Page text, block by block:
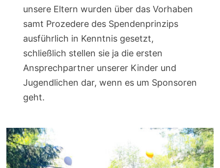
unsere Eltern wurden über das Vorhaben
samt Prozedere des Spendenprinzips
ausführlich in Kenntnis gesetzt,
schließlich stellen sie ja die ersten
Ansprechpartner unserer Kinder und
Jugendlichen dar, wenn es um Sponsoren
geht.